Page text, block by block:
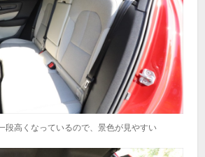
段高くなっているので、景色が見やすい